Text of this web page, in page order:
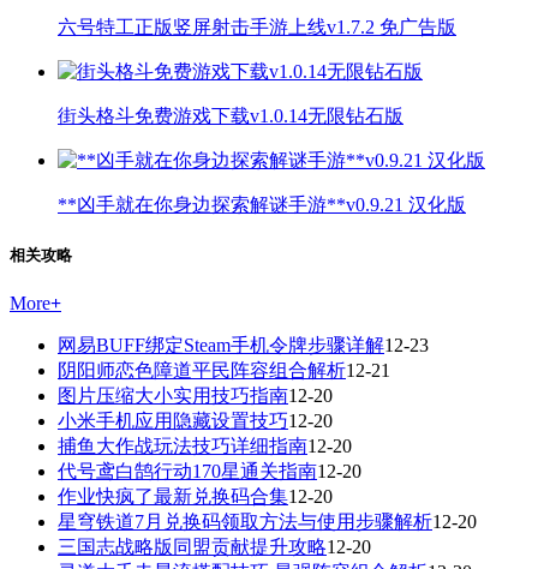
六号特工正版竖屏射击手游上线v1.7.2 免广告版
街头格斗免费游戏下载v1.0.14无限钻石版
**凶手就在你身边探索解谜手游**v0.9.21 汉化版
相关攻略
More+
网易BUFF绑定Steam手机令牌步骤详解12-23
阴阳师恋色障道平民阵容组合解析12-21
图片压缩大小实用技巧指南12-20
小米手机应用隐藏设置技巧12-20
捕鱼大作战玩法技巧详细指南12-20
代号鸢白鹄行动170星通关指南12-20
作业快疯了最新兑换码合集12-20
星穹铁道7月兑换码领取方法与使用步骤解析12-20
三国志战略版同盟贡献提升攻略12-20